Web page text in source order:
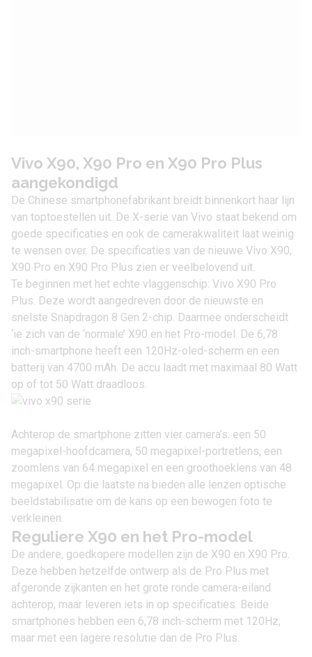
Vivo X90, X90 Pro en X90 Pro Plus
aangekondigd
De Chinese smartphonefabrikant breidt binnenkort haar lijn
van toptoestellen uit. De X-serie van Vivo staat bekend om
goede specificaties en ook de camerakwaliteit laat weinig
te wensen over. De specificaties van de nieuwe Vivo X90,
X90 Pro en X90 Pro Plus zien er veelbelovend uit.
Te beginnen met het echte vlaggenschip: Vivo X90 Pro
Plus. Deze wordt aangedreven door de nieuwste en
snelste Snapdragon 8 Gen 2-chip. Daarmee onderscheidt
‘ie zich van de ‘normale’ X90 en het Pro-model. De 6,78
inch-smartphone heeft een 120Hz-oled-scherm en een
batterij van 4700 mAh. De accu laadt met maximaal 80 Watt
op of tot 50 Watt draadloos.
Achterop de smartphone zitten vier camera’s: een 50
megapixel-hoofdcamera, 50 megapixel-portretlens, een
zoomlens van 64 megapixel en een groothoeklens van 48
megapixel. Op die laatste na bieden alle lenzen optische
beeldstabilisatie om de kans op een bewogen foto te
verkleinen.
Reguliere X90 en het Pro-model
De andere, goedkopere modellen zijn de X90 en X90 Pro.
Deze hebben hetzelfde ontwerp als de Pro Plus met
afgeronde zijkanten en het grote ronde camera-eiland
achterop, maar leveren iets in op specificaties. Beide
smartphones hebben een 6,78 inch-scherm met 120Hz,
maar met een lagere resolutie dan de Pro Plus.